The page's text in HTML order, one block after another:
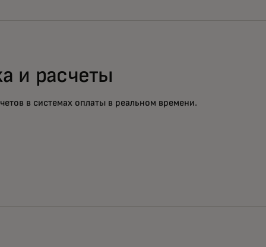
и расчеты
в системах оплаты в реальном времени.